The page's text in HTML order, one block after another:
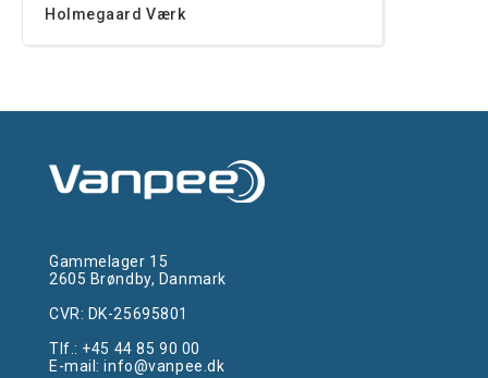
Holmegaard Værk
Gammelager 15
2605 Brøndby, Danmark
CVR: DK-25695801
Tlf.: +45 44 85 90 00
E-mail:info@vanpee.dk